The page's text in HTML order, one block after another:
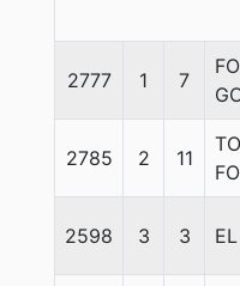
2777 1 7
2785 2 11
2598 3 3